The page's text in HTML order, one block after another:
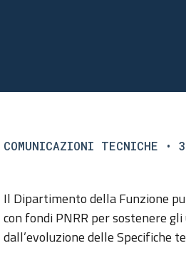
COMUNICAZIONI TECNICHE •
Il Dipartimento della Funzione
con fondi PNRR per sostenere
dall’evoluzione delle Specifiche